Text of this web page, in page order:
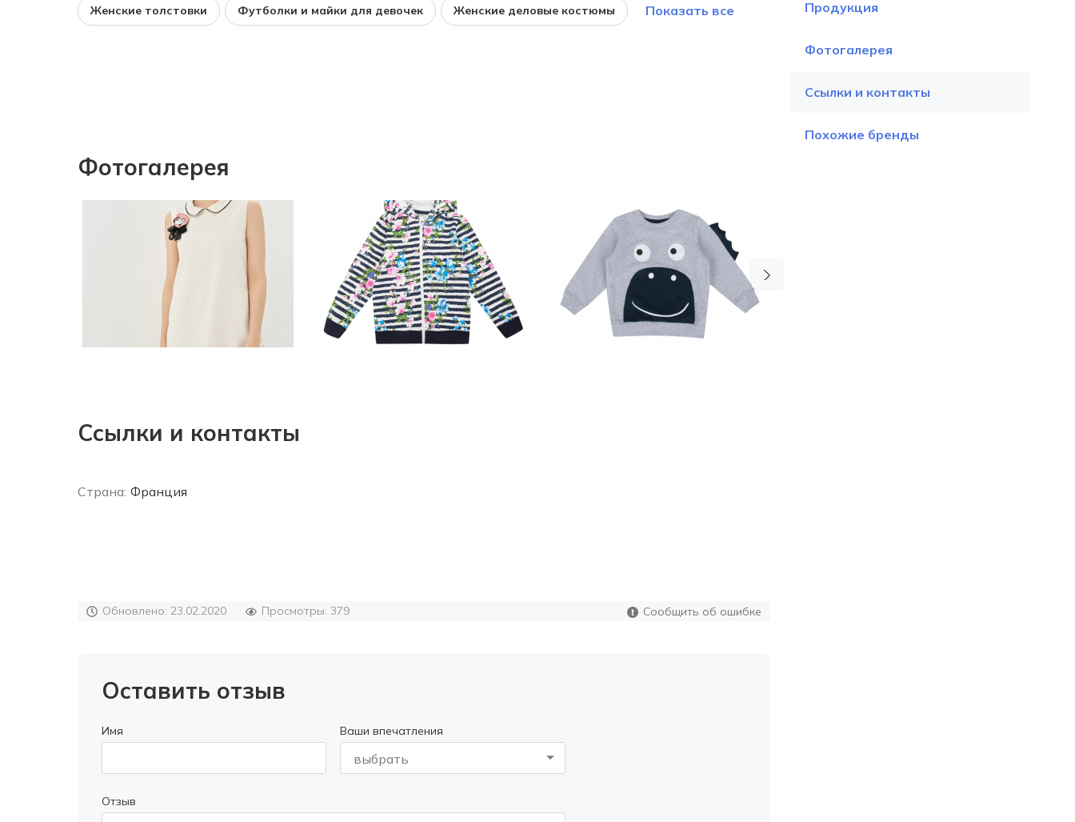
Женские толстовки Футболки и майки для девочек Женские деловые костюмы Показать все
Фотогалерея
Ссылки и контакты
Страна: Франция
Обновлено: 23.02.2020 Просмотры: 379 Сообщить об ошибке
Оставить отзыв
Имя Ваши впечатления
выбрать
Отзыв
Продукция
Фотогалерея
Ссылки и контакты
Похожие бренды